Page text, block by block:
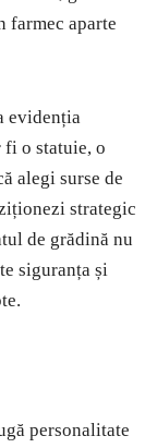
farmec aparte
evidenția
o statuie, o
alegi surse de
strategic
de grădină nu
siguranța și
personalitate